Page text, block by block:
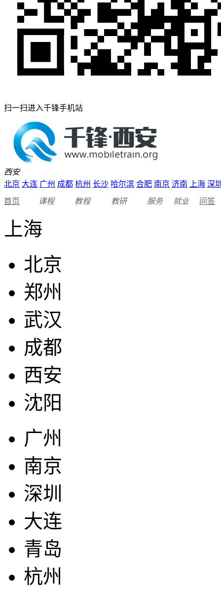
扫一扫进入千锋手机站
西安
北京 大连 广州 成都 杭州 长沙 哈尔滨 合肥 南京 济南 上海 深
首页 课程 教程 教研 服务 就业 问答
上海
北京
郑州
武汉
成都
西安
沈阳
广州
南京
深圳
大连
青岛
杭州